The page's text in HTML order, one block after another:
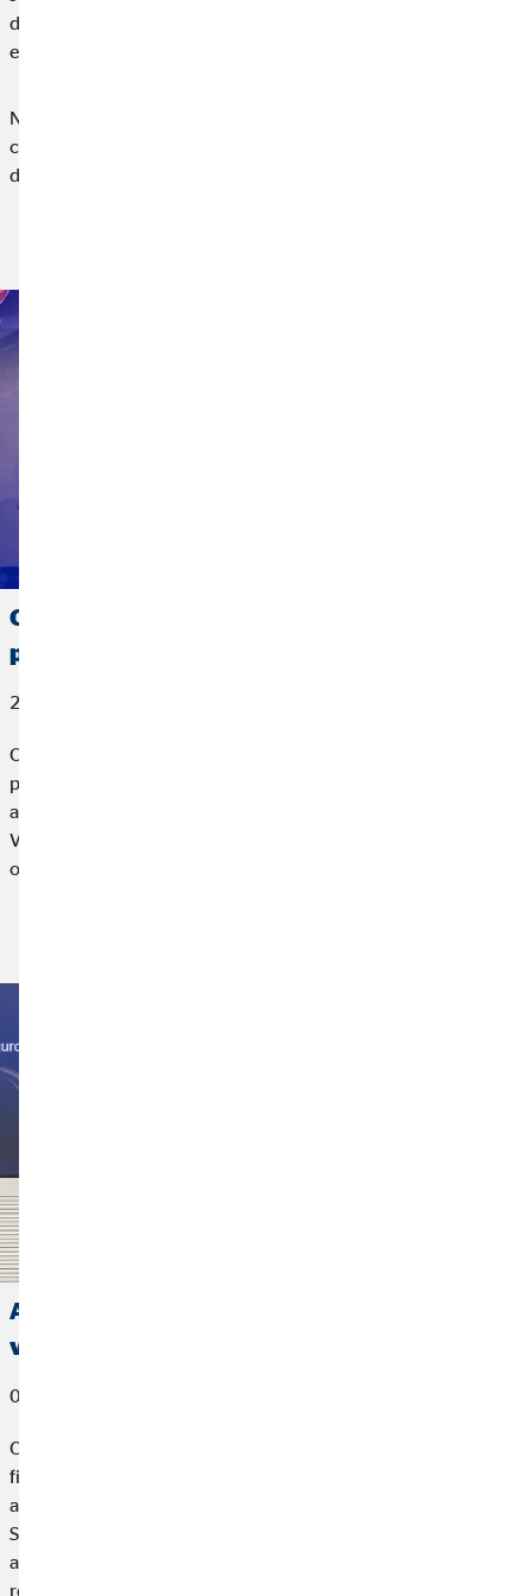
deportivo por su compromiso en la lucha contra esta
enfermedad.
Nuestra participación en esta iniciativa nace desde la
convicción de que las empresas también tenemos un papel que
desempeñar en el apoyo a causas sociales,…
OVB España, reconocida por AXA con el
premio a la Mejor Gestión de Vida
27 de marzo de 2026
OVB España, compañía líder en planificación financiera para
particulares, ha sido reconocida por AXA, la mayor
aseguradora de Europa, con el premio a la Mejor Gestión de
Vida 2025 en el marco de un encuentro profesional
organizado por la aseguradora.
Allianz concede el premio a Mejor Agente
vinculado 2025 a OVB España
06 de marzo de 2026
OVB España, compañía especializada en planificación
financiera para particulares, hemos sido reconocida como la
agencia mejor clasificada en los Premios “Agente Vinculado
Socio Allianz” 2026, un galardón que distingue a los diez
agentes vinculados con mayor puntuación en función de los
resultados obtenidos durante el ejercicio 2025.